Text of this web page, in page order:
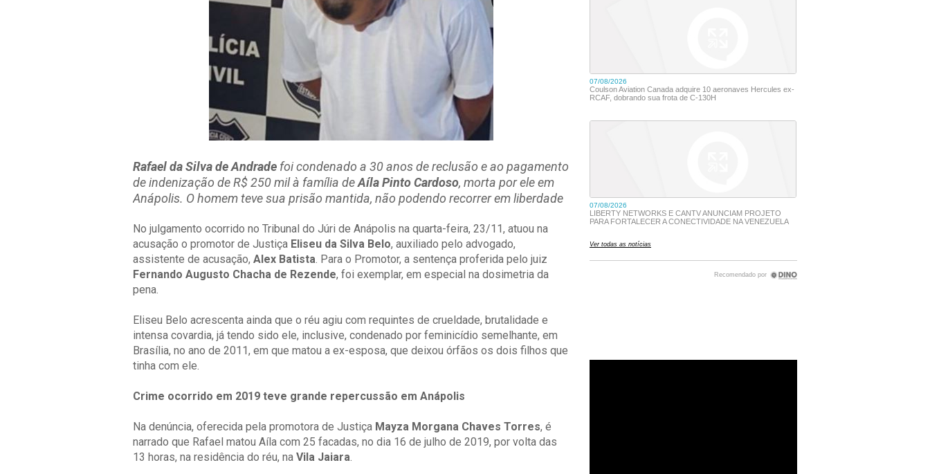
Rafael da Silva de Andrade foi condenado a 30 anos de reclusão e ao pagamento
de indenização de R$ 250 mil à família deAíla Pinto Cardoso, morta por ele em
Anápolis. O homem teve sua prisão mantida, não podendo recorrer em liberdade
No julgamento ocorrido no Tribunal do Júri de Anápolis na quarta-feira, 23/11, atuou na
acusação o promotor de Justiça Eliseu da Silva Belo, auxiliado pelo advogado,
assistente de acusação, Alex Batista. Para o Promotor, a sentença proferida pelo juiz
Fernando Augusto Chacha de Rezende, foi exemplar, em especial na dosimetria da
pena.
Eliseu Belo acrescenta ainda que o réu agiu com requintes de crueldade, brutalidade e
intensa covardia, já tendo sido ele, inclusive, condenado por feminicídio semelhante, em
Brasília, no ano de 2011, em que matou a ex-esposa, que deixou órfãos os dois filhos que
tinha com ele.
Crime ocorrido em 2019 teve grande repercussão em Anápolis
Na denúncia, oferecida pela promotora de Justiça Mayza Morgana Chaves Torres, é
narrado que Rafael matou Aíla com 25 facadas, no dia 16 de julho de 2019, por volta das
13 horas, na residência do réu, na Vila Jaiara.